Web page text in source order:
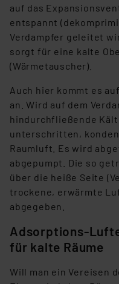
auf das
entspannt
Verdampfer geleitet
sorgt für eine kalte
(Wärmetauscher).
Auch hier kommt es
an. Wird auf dem
hindurchfließende
unterschritten,
Raumluft. Es wird
abgepumpt. Die so
über die heiße Seite
trockene, erwärmte
abgegeben.
Adsorptions-
für kalte Räume
Will man ein Vereisen